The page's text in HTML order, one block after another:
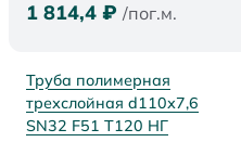
1 814,4 ₽ /пог.м.
Труба полимерная
трехслойная d110х7,6
SN32 F51 Т120 НГ